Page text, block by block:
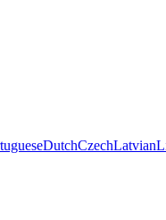
DutchCzechLatvian